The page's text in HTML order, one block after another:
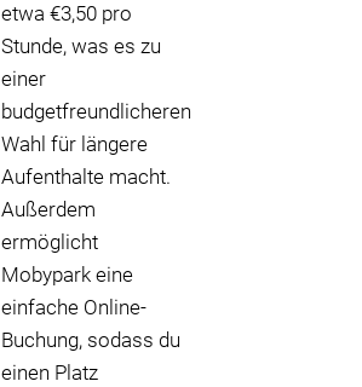
etwa €3,50 pro
Stunde, was es zu
einer
budgetfreundlicheren
Wahl für längere
Aufenthalte macht.
Außerdem
ermöglicht
Mobypark eine
einfache Online-
Buchung, sodass du
einen Platz